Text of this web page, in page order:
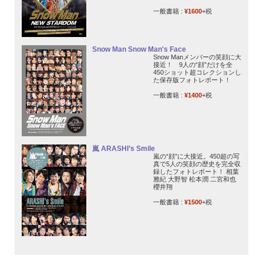
一般書籍 : ¥1600+税
Snow Man Snow Man's Face
Snow Manメンバーの笑顔に大
接近！ 9人の“顔”だけを全
450ショット超コレクションし
た保存版フォトレポート！
一般書籍 : ¥1400+税
嵐 ARASHI’s Smile
嵐の“顔”に大接近。450超の写
真で5人の笑顔の歴史を完全収
録したフォトレポート！ 相葉
雅紀 大野智 松本潤 二宮和也
櫻井翔
一般書籍 : ¥1500+税